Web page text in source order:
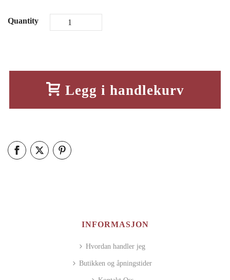
Quantity
Legg i handlekurv
INFORMASJON
Hvordan handler jeg
Butikken og åpningstider